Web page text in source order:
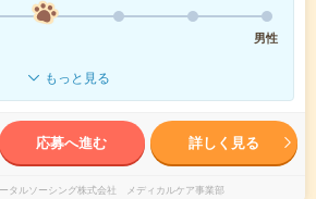
男性
もっと見る
応募へ進む 詳しく見る
タルソーシング株式会社 メディカルケア事業部